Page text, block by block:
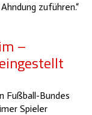
zuführen.“
–
Fußball-Bundes
Spieler